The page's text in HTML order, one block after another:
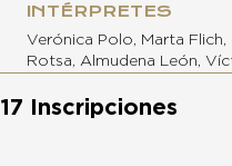
INTÉRPRETES
Verónica Polo, Marta
Rotsa, Almudena León,
17 Inscripciones